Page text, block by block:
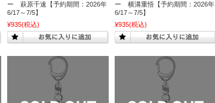
ー 萩原千速【予約期間：2026年
6/17～7/5】
¥935(税込)
ー 横溝重悟【予約期間：2026年
6/17～7/5】
¥935(税込)